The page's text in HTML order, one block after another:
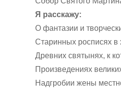
Я расскажу:
О фантазии и
Старинных росписях в
Древних святынях, к
Произведениях
Надгробии жены